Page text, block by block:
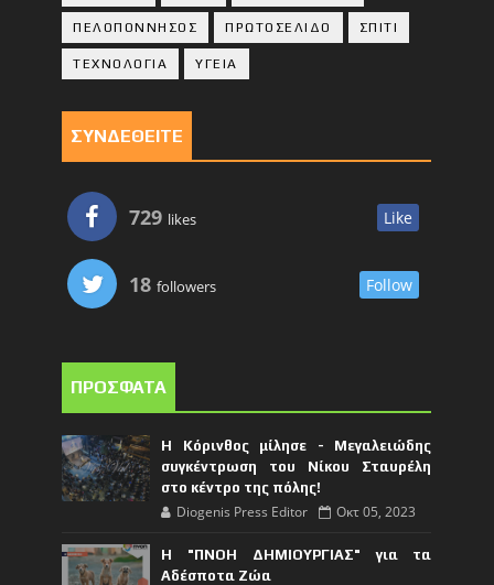
ΠΕΛΟΠΟΝΝΗΣΟΣ ΠΡΩΤΟΣΕΛΙΔΟ ΣΠΙΤΙ
ΤΕΧΝΟΛΟΓΙΑ ΥΓΕΙΑ
ΣΥΝΔΕΘΕΙΤΕ
729 likes Like
18 followers Follow
ΠΡΟΣΦΑΤΑ
Η Κόρινθος μίλησε - Μεγαλειώδης
συγκέντρωση του Νίκου Σταυρέλη
στο κέντρο της πόλης!
Diogenis Press Editor Οκτ 05, 2023
Η "ΠΝΟΗ ΔΗΜΙΟΥΡΓΙΑΣ" για τα
Αδέσποτα Ζώα